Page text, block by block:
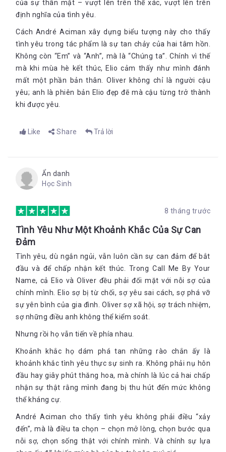
sống sượng bởi chính tình yêu của hai con người ấy được
Andre thể hiện quá đẹp quá xuất sắc rồi. Vậy nên, không cần
thuyết này ra. Hãy nhắm mắt và cảm nhận thứ tình yêu cuồng
nhiệt đó qua từng dòng chữ của Andre
Elio thổ lộ tình cảm với Oliver:
Sao cái gì cậu cũng biết vậy?
lấy nó hoặc để mất nó, nhưng dù chọn cách nào thì tôi
Cậu biết nhiều hơn bất kỳ ai trong vùng này.
thật sự quan trọng
Anh biết điều gì mà. Tới lúc này thì hơn ai hết, anh nên biết
mới phải
Tại sao cậu nói với tôi tất cả những chuyện này
Bởi vì tôi nghĩ anh nên biết
Bởi vì cậu nghĩ tôi nên biết?
Bởi vì tôi muốn anh biết
Đó, tôi nói ra rồi, Lời ấy có ý nghĩa chăng?
Cậu biết cậu đang nói gì không?
Khoan, cậu nói điều mà tôi đang nghĩ cậu nói đó à?
Vâng
Anh ngừng một lúc.
Ý cậu là chúng ta
Tôi không đáp
“Vậy thì xem nào…” Và tôi chưa kịp gì thì anh đã lén tới bên
cạnh. Chúng tôi quá gần nhau, tôi nghĩ, tôi chưa từng gần
anh tới vậy. Anh đưa tai lại gần thêm tý nữa là nghe thấy
của sự thân mật – vượt lên trên thể xác, vượt lên trên
định nghĩa của tình yêu.
Cách André Aciman xây dựng biểu tượng này cho thấy
tình yêu trong tác phẩm là sự tan chảy của hai tâm hồn.
Không còn “Em” và “Anh”, mà là “Chúng ta”. Chính vì thế
mà khi mùa hè kết thúc, Elio cảm thấy như mình đánh
mất một phần bản thân. Oliver không chỉ là người cậu
yêu; anh là phiên bản Elio đẹp đẽ mà cậu từng trở thành
khi được yêu.
Like Share Trả lời
Ẩn danh
Học Sinh
8 tháng trước
Tình Yêu Như Một Khoảnh Khắc Của Sự Can
Đảm
Tình yêu, dù ngắn ngủi, vẫn luôn cần sự can đảm để bắt
đầu và để chấp nhận kết thúc. Trong Call Me By Your
Name, cả Elio và Oliver đều phải đối mặt với nỗi sợ của
chính mình. Elio sợ bị từ chối, sợ yêu sai cách, sợ phá vỡ
sự yên bình của gia đình. Oliver sợ xã hội, sợ trách nhiệm,
sợ những điều anh không thể kiểm soát.
Nhưng rồi họ vẫn tiến về phía nhau.
Khoảnh khắc họ dám phá tan những rào chắn ấy là
khoảnh khắc tình yêu thực sự sinh ra. Không phải nụ hôn
đầu hay giây phút thăng hoa, mà chính là lúc cả hai chấp
nhận sự thật rằng mình đang bị thu hút đến mức không
thể kháng cự.
André Aciman cho thấy tình yêu không phải điều “xảy
đến”, mà là điều ta chọn – chọn mở lòng, chọn bước qua
nỗi sợ, chọn sống thật với chính mình. Và chính sự lựa